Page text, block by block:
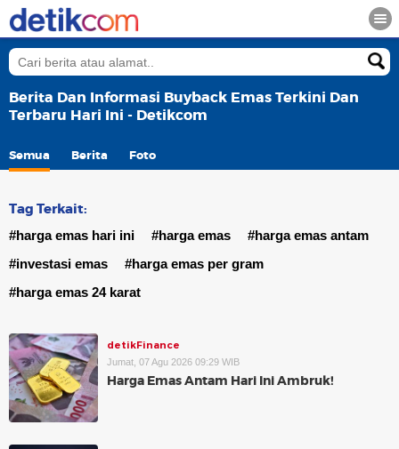
Berita Dan Informasi Buyback Emas Terkini Dan
Terbaru Hari Ini - Detikcom
Semua Berita Foto
Tag Terkait:
#harga emas hari ini #harga emas
#harga emas antam
#investasi emas
#harga emas per gram
#harga emas 24 karat
detikFinance
Jumat, 07 Agu 2026 09:29 WIB
Harga Emas Antam Hari Ini Ambruk!